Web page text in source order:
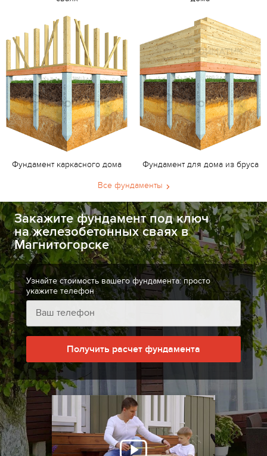
Фундамент каркасного дома Фундамент для дома из бруса
Все фундаменты
Закажите фундамент под ключ
на железобетонных сваях в
Магнитогорске
Узнайте стоимость вашего фундамента: просто
укажите телефон
Получить расчет фундамента